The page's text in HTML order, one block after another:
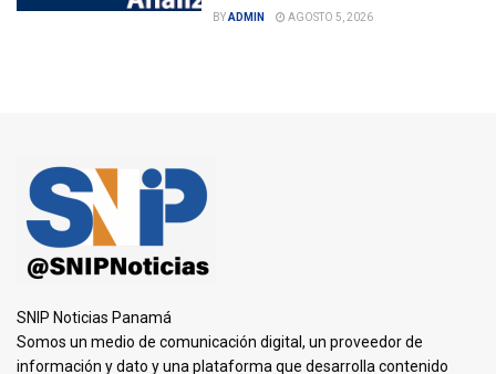
BYADMIN AGOSTO 5, 2026
SNIP Noticias Panamá
Somos un medio de comunicación digital, un proveedor de
información y dato y una plataforma que desarrolla contenido